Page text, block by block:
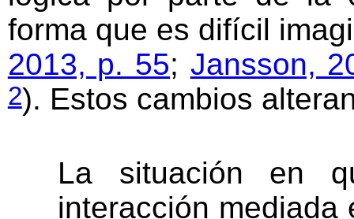
forma que es difícil
2013, p. 55; Jansson,
2). Estos cambios
La situación en
interacción